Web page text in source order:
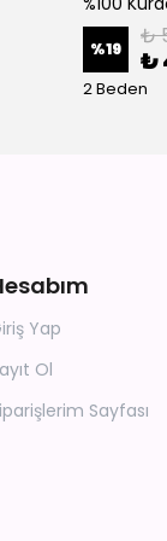
%19 ₺
₺
2 Beden
Yap
Ol
Sayfası